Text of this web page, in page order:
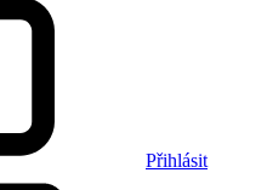
Přihlásit